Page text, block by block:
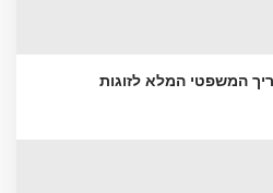
המשפטי המלא לזוגות